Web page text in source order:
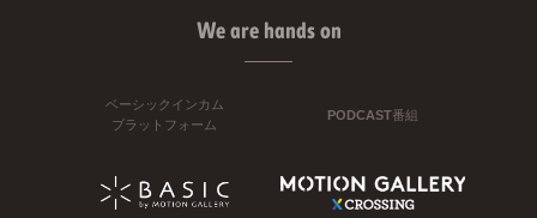
We are hands on
ベーシックインカム
プラットフォーム
PODCAST番組